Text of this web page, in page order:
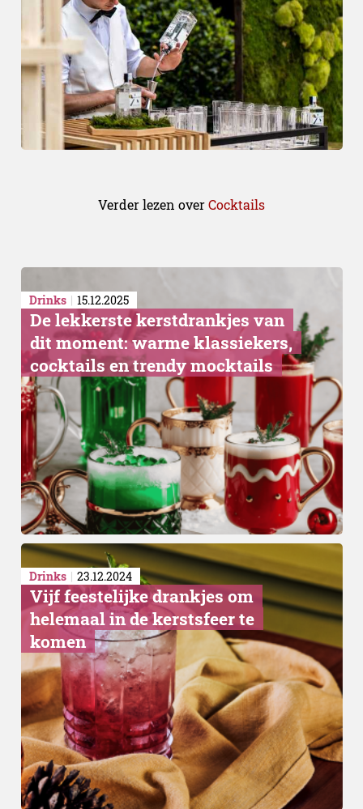
Verder lezen overCocktails
Drinks 15.12.2025
De lekkerste kerstdrankjes van
dit moment: warme klassiekers,
cocktails en trendy mocktails
Drinks 23.12.2024
Vijf feestelijke drankjes om
helemaal in de kerstsfeer te
komen